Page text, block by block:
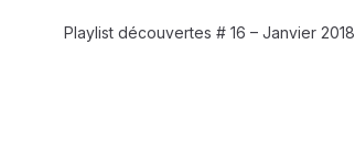
Playlist découvertes # 16 – Janvier 2018